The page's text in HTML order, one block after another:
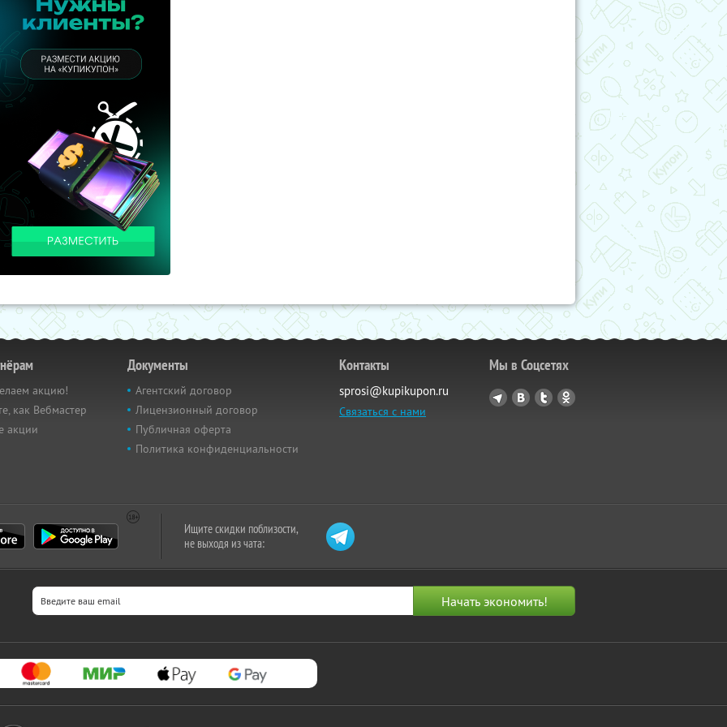
акцию!
как Вебмастер
акции
Документы
Агентский договор
Лицензионный договор
Публичная оферта
Политика конфиденциальности
Контакты
sprosi@kupikupon.ru
Связаться с нами
Мы в Соцсетях
Ищите скидки поблизости,
не выходя из чата: